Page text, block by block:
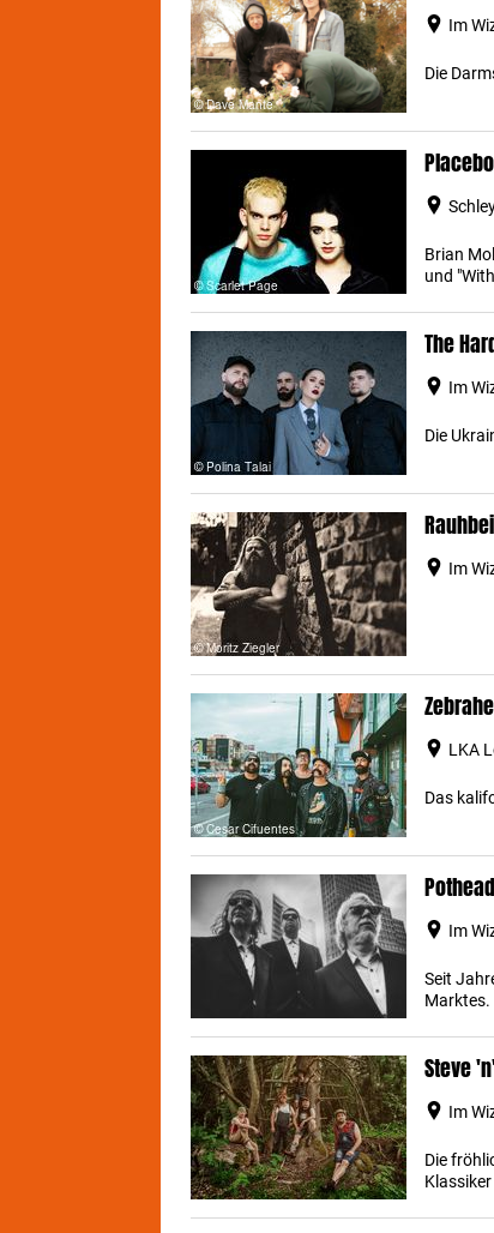
Im
Die
Placebo
Brian
und
The
Im
Die
Im
LKA
Das
Pothead
Im
Seit
Marktes.
Steve
Im
Die